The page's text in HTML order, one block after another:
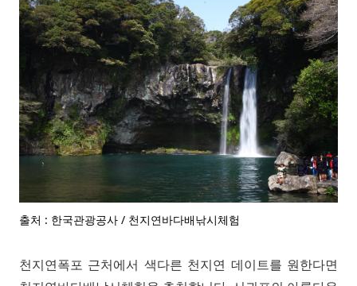
출처 : 한국관광공사 / 천지연바다배낚시체험
천지연폭포 근처에서 색다른 천지연 데이트를 원한다면